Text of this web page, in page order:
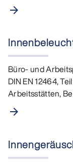
arrow_forward
Büro- und
DIN EN 12464,
Arbeitsstätten,
arrow_forward